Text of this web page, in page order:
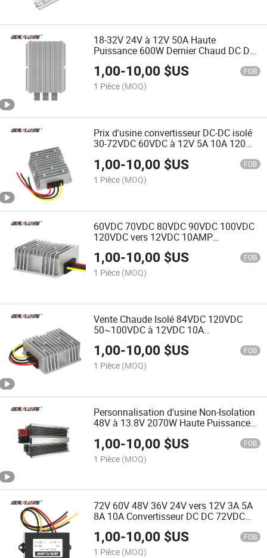
18-32V 24V à 12V 50A Haute
Puissance 600W Dernier Chaud DC DC
Convertisseur Abaisseur Buck
1,00-10,00 $US FOB
1 Pièce (MOQ)
Prix d'usine convertisseur DC-DC isolé
30-72VDC 60VDC à 12V 5A 10A 120W
1,00-10,00 $US FOB
1 Pièce (MOQ)
60VDC 70VDC 80VDC 90VDC 100VDC
120VDC vers 12VDC 10AMP
Convertisseur DC isolé à découpage
120 Watt avec certification CE
1,00-10,00 $US FOB
1 Pièce (MOQ)
Vente Chaude Isolé 84VDC 120VDC
50~100VDC à 12VDC 10A
Convertisseur DC à DC Alimentation
1,00-10,00 $US FOB
1 Pièce (MOQ)
Personnalisation d'usine Non-Isolation
48V à 13.8V 2070W Haute Puissance
protection complète
1,00-10,00 $US FOB
1 Pièce (MOQ)
72V 60V 48V 36V 24V vers 12V 3A 5A
8A 10A Convertisseur DC DC 72VDC
60VDC 48VDC 24VDC vers 12VDC
Alimentation électrique à tension
réduite Buck
1,00-10,00 $US FOB
1 Pièce (MOQ)